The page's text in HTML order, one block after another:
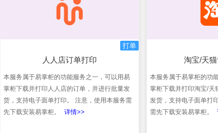
打单
人人店订单打印
本服务属于易掌柜的功能服务之一，可以用易
掌柜下载并打印人人店的订单，并进行批量发
货，支持电子面单打印。 注意，使用本服务需
先下载安装易掌柜。 详情>>
淘宝/天
本服务属于易掌柜的功
掌柜下载并打印淘宝/天
发货，支持电子面单打
需先下载安装易掌柜。